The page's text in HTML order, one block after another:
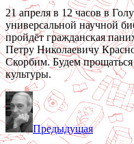
21 апреля в 12 часов в
универсальной научной
пройдёт гражданская
Петру Николаевичу
Скорбим. Будем
культуры.
Предыдущая